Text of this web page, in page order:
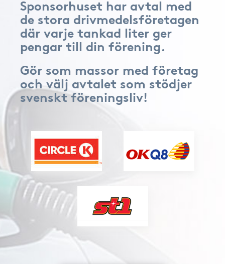
Sponsorhuset har avtal med
de stora drivmedelsföretagen
där varje tankad liter ger
pengar till din förening.
Gör som massor med företag
och välj avtalet som stödjer
svenskt föreningsliv!